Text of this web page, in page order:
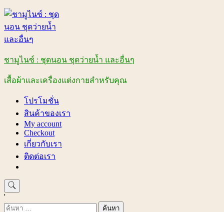
Skip
content
ชามูไนซ์ : ชุดนอน ชุดว่ายน้ำ และอื่นๆ
เสื้อผ้าและเครื่องแต่งกายสำหรับคุณ
โปรโมชั่น
สินค้าของเรา
My account
Checkout
เกี่ยวกับเรา
ติดต่อเรา
'
ค้นหา